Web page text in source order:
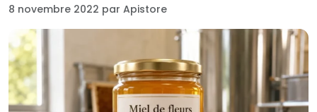
8 novembre 2022 par Apistore